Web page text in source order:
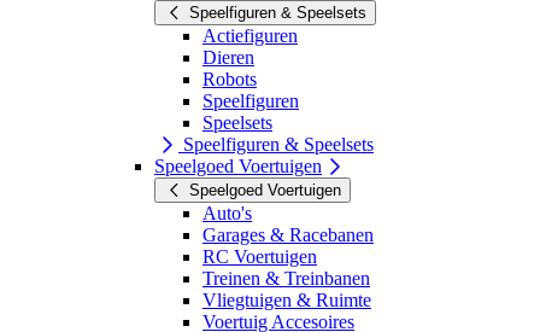
Speelfiguren & Speelsets
Actiefiguren
Dieren
Robots
Speelfiguren
Speelsets
Speelfiguren & Speelsets
Speelgoed Voertuigen
Speelgoed Voertuigen
Auto's
Garages & Racebanen
RC Voertuigen
Treinen & Treinbanen
Vliegtuigen & Ruimte
Voertuig Accesoires